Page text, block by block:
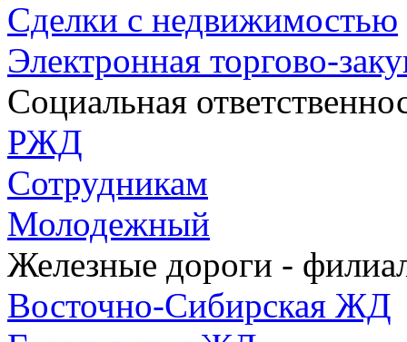
Сделки с недвижимостью
Электронная торгово-
Социальная
РЖД
Сотрудникам
Молодежный
Железные дороги -
Восточно-Сибирская ЖД